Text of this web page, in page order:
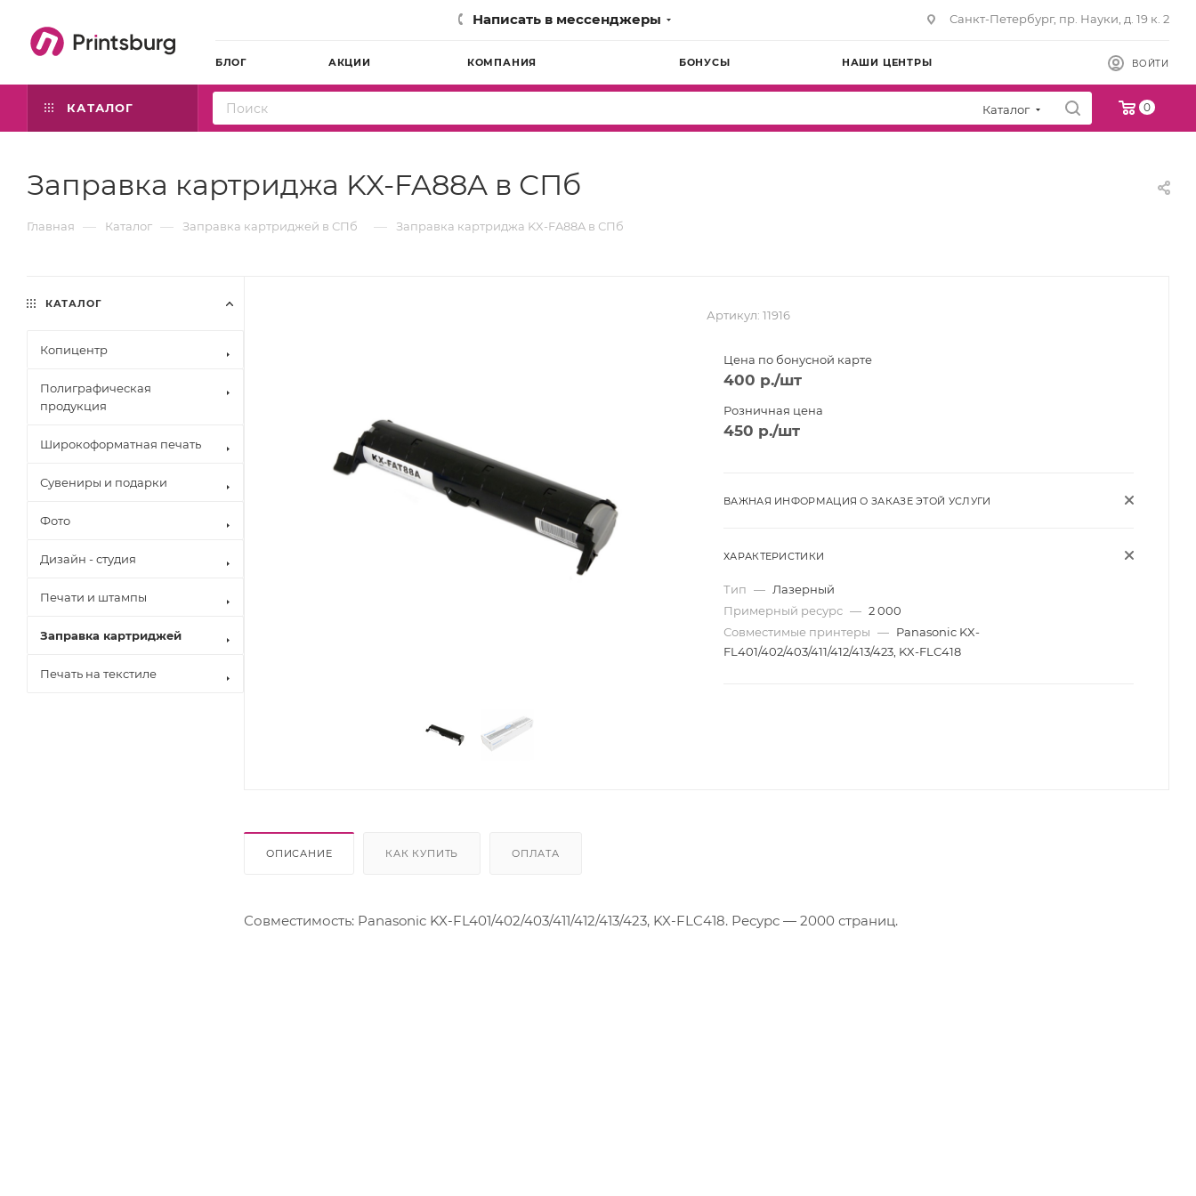
Написать в мессенджеры Санкт-Петербург, пр. Науки, д. 19 к. 2
БЛОГ АКЦИИ КОМПАНИЯ БОНУСЫ НАШИ ЦЕНТРЫ ВОЙТИ
КАТАЛОГ Каталог 0
Заправка картриджа KX-FA88A в СПб
Главная — Каталог — Заправка картриджей в СПб — Заправка картриджа KX-FA88A в СПб
Артикул: 11916
Цена по бонусной карте
400 р./шт
Розничная цена
450 р./шт
ВАЖНАЯ ИНФОРМАЦИЯ О ЗАКАЗЕ ЭТОЙ УСЛУГИ
ХАРАКТЕРИСТИКИ
Тип — Лазерный
Примерный ресурс — 2 000
Совместимые принтеры — Panasonic KX-
FL401/402/403/411/412/413/423, KX-FLC418
ОПИСАНИЕ КАК КУПИТЬ ОПЛАТА
Совместимость: Panasonic KX-FL401/402/403/411/412/413/423, KX-FLC418. Ресурс — 2000 страниц.
КАТАЛОГ
Копицентр
Полиграфическая
продукция
Широкоформатная печать
Сувениры и подарки
Фото
Дизайн - студия
Печати и штампы
Заправка картриджей
OKI
Panasonic
Sharp
Печать на текстиле